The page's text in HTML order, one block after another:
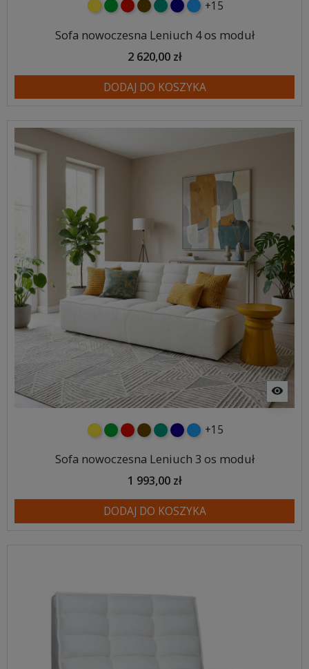
żółtyzielonyczerwony
czekoladowy
turkusowy
granatowy
niebieski
+15
Sofa nowoczesna Leniuch 4 os moduł
2 620,00 zł
DODAJ DO KOSZYKA
visibility
żółtyzielonyczerwony
czekoladowy
turkusowy
granatowy
niebieski
+15
Sofa nowoczesna Leniuch 3 os moduł
1 993,00 zł
DODAJ DO KOSZYKA